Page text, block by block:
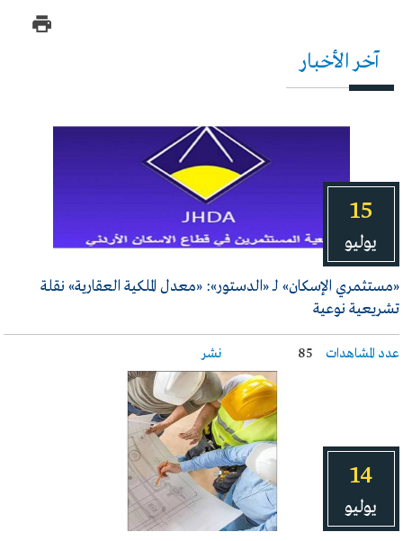
آخر الأخبار
15
يوليو
«مستثمري الإسكان» لـ «الدستور»: «معدل الملكية العقارية» نقلة
تشريعية نوعية
نشر عدد المشاهدات 85
14
يوليو